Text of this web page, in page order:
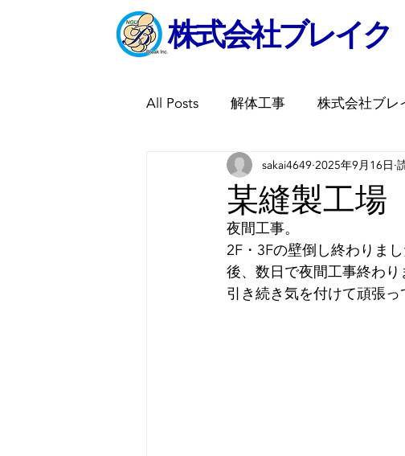
​株式会社ブレイク
All Posts 解体工事 株式会社ブレ
某縫製工
sakai4649 2025年9月16日
夜間工事。
2F・3Fの壁倒し終わりまし
後、数日で夜間工事終わり
引き続き気を付けて頑張っ